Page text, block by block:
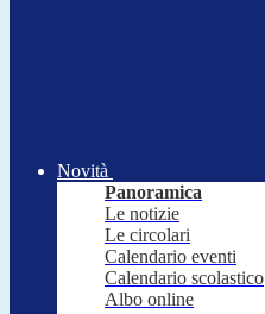
Novità
Panoramica
Le notizie
Le circolari
Calendario eventi
Calendario scolastico
Albo online